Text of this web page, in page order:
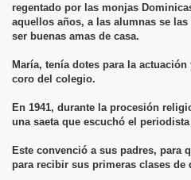
regentado por las monjas
aquellos años, a las alumnas se
ser buenas amas de casa.
María, tenía dotes para la
coro del colegio.
En 1941, durante la procesión
una saeta que escuchó el
Este convenció a sus padres, para
para recibir sus primeras clases de